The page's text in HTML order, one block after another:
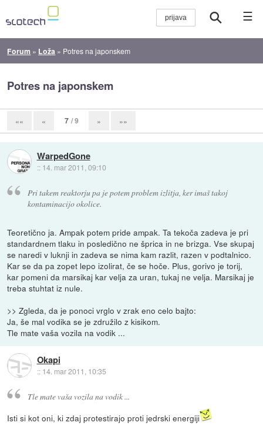
☰
Forum » Loža » Potres na japonskem
Potres na japonskem
«« « 7 / 9 » »»
WarpedGone
:: 14. mar 2011, 09:10
Pri takem reaktorju pa je potem problem izlitja, ker imaš takoj
kontaminacijo okolice.
Teoretično ja. Ampak potem pride ampak. Ta tekoča zadeva je pri
standardnem tlaku in posledično ne šprica in ne brizga. Vse skupaj
se naredi v luknji in zadeva se nima kam razlit, razen v podtalnico.
Kar se da pa zopet lepo izolirat, če se hoče. Plus, gorivo je torij,
kar pomeni da marsikaj kar velja za uran, tukaj ne velja. Marsikaj je
treba stuhtat iz nule.
>> Zgleda, da je ponoci vrglo v zrak eno celo bajto:
Ja, še mal vodika se je združilo z kisikom.
Tle mate vaša vozila na vodik ...
Okapi
:: 14. mar 2011, 10:35
Tle mate vaša vozila na vodik ...
Isti si kot oni, ki zdaj protestirajo proti jedrski energiji